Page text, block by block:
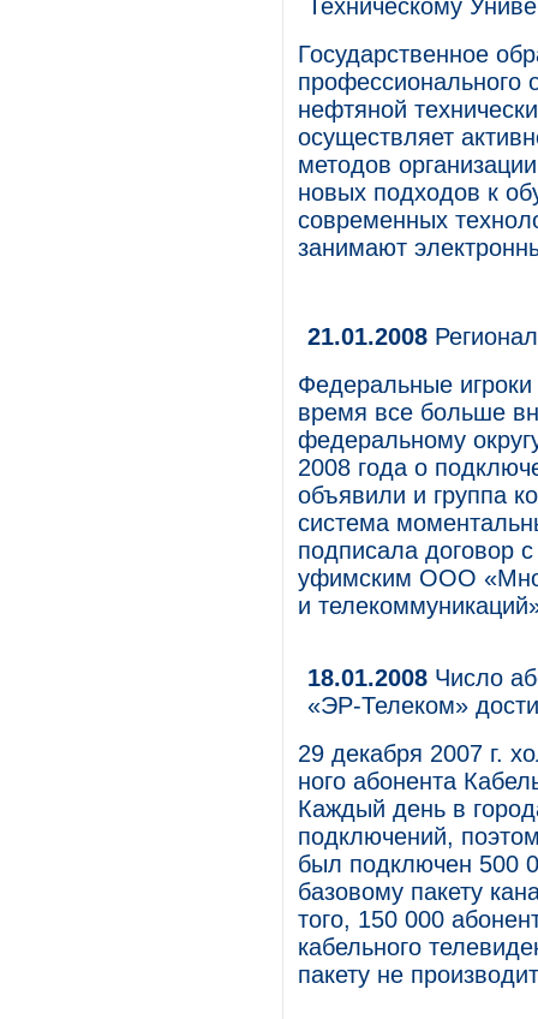
Техническому
Государственное
профессионального
нефтяной
осуществляет
методов
новых подходов к
современных
занимают
21.01.2008
Федеральные
время все больше
федеральному
2008 года о
объявили и группа
система
подписала договор
уфимским ООО
и
18.01.2008 Число
«ЭР-Телеком»
29 декабря 2007 г.
ного абонента
Каждый день в
подключений,
был подключен 500
базовому пакету
того, 150 000
кабельного
пакету не